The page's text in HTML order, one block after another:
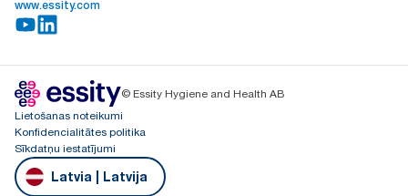
www.essity.com
© Essity Hygiene and Health AB
Lietošanas noteikumi
Konfidencialitātes politika
Sīkdatņu iestatījumi
Latvia | Latvija